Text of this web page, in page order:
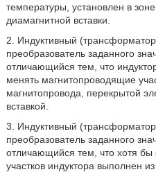
температуры, установлен в
диамагнитной вставки.
2. Индуктивный
преобразователь заданного
отличающийся тем, что
менять магнитопроводящие
магнитопровода, перекрытой
вставкой.
3. Индуктивный
преобразователь заданного
отличающийся тем, что хотя
участков индуктора выполнен